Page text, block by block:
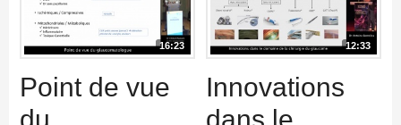
16:23
Point de vue
du
12:33
Innovations
dans le